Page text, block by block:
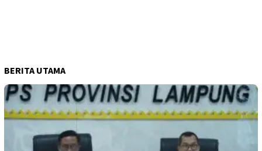
BERITA UTAMA